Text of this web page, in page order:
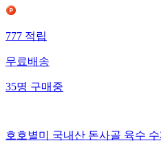
777 적립
무료배송
35명 구매중
호호별미 국내산 돈사골 육수